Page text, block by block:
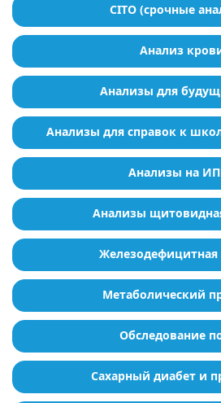
CITO (срочные
Анализ
Анализы для
Анализы для справок к
Анализы на
Анализы
Железодефицитная
Метаболический
Обследование
Сахарный диабет и